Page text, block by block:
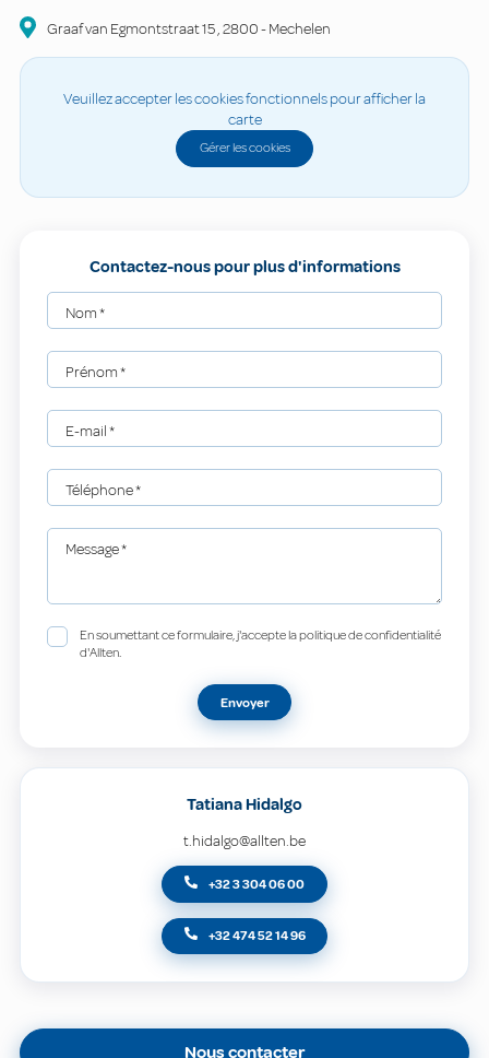
Graaf van Egmontstraat15,2800-Mechelen
Veuillez accepter les cookies fonctionnels pour afficher la
carte
Gérer les cookies
Contactez-nous pour plus d'informations
Nom*
Prénom*
E-mail*
Téléphone*
Message*
En soumettant ce formulaire, j'accepte la politique de confidentialité
d'Allten.
Envoyer
Tatiana Hidalgo
t.hidalgo@allten.be
+32 3 304 06 00
+32 474 52 14 96
Nous contacter